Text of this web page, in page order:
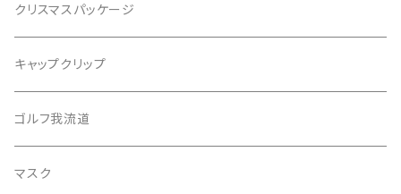
もちけんマーカー
バッファローゴルフ
クリスマスパッケージ
キャップクリップ
ゴルフ我流道
マスク